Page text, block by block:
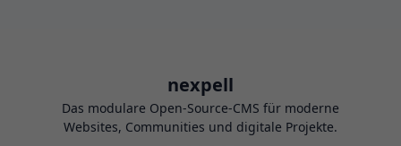
nexpell
Das modulare Open-Source-CMS für moderne
Websites, Communities und digitale Projekte.